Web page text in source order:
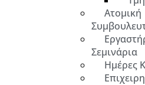
Ατομική
Σεμινάρια
Ημέρες